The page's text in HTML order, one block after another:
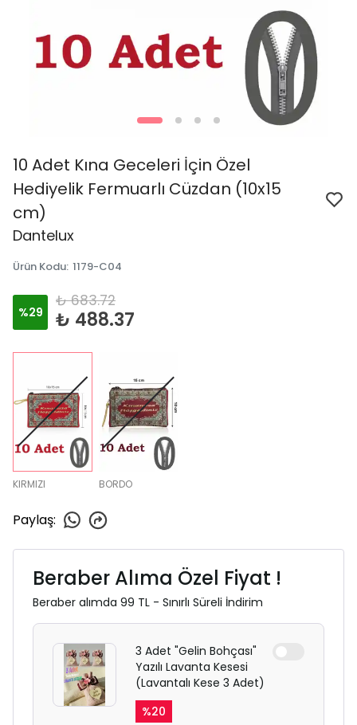
10 Adet Kına Geceleri İçin Özel
Hediyelik Fermuarlı Cüzdan (10x15
cm)
Dantelux
Ürün Kodu: 1179-C04
%29
₺ 683.72
₺ 488.37
KIRMIZI BORDO
Paylaş:
Beraber Alıma Özel Fiyat !
Beraber alımda 99 TL - Sınırlı Süreli İndirim
3 Adet "Gelin Bohçası"
Yazılı Lavanta Kesesi
(Lavantalı Kese 3 Adet)
%20